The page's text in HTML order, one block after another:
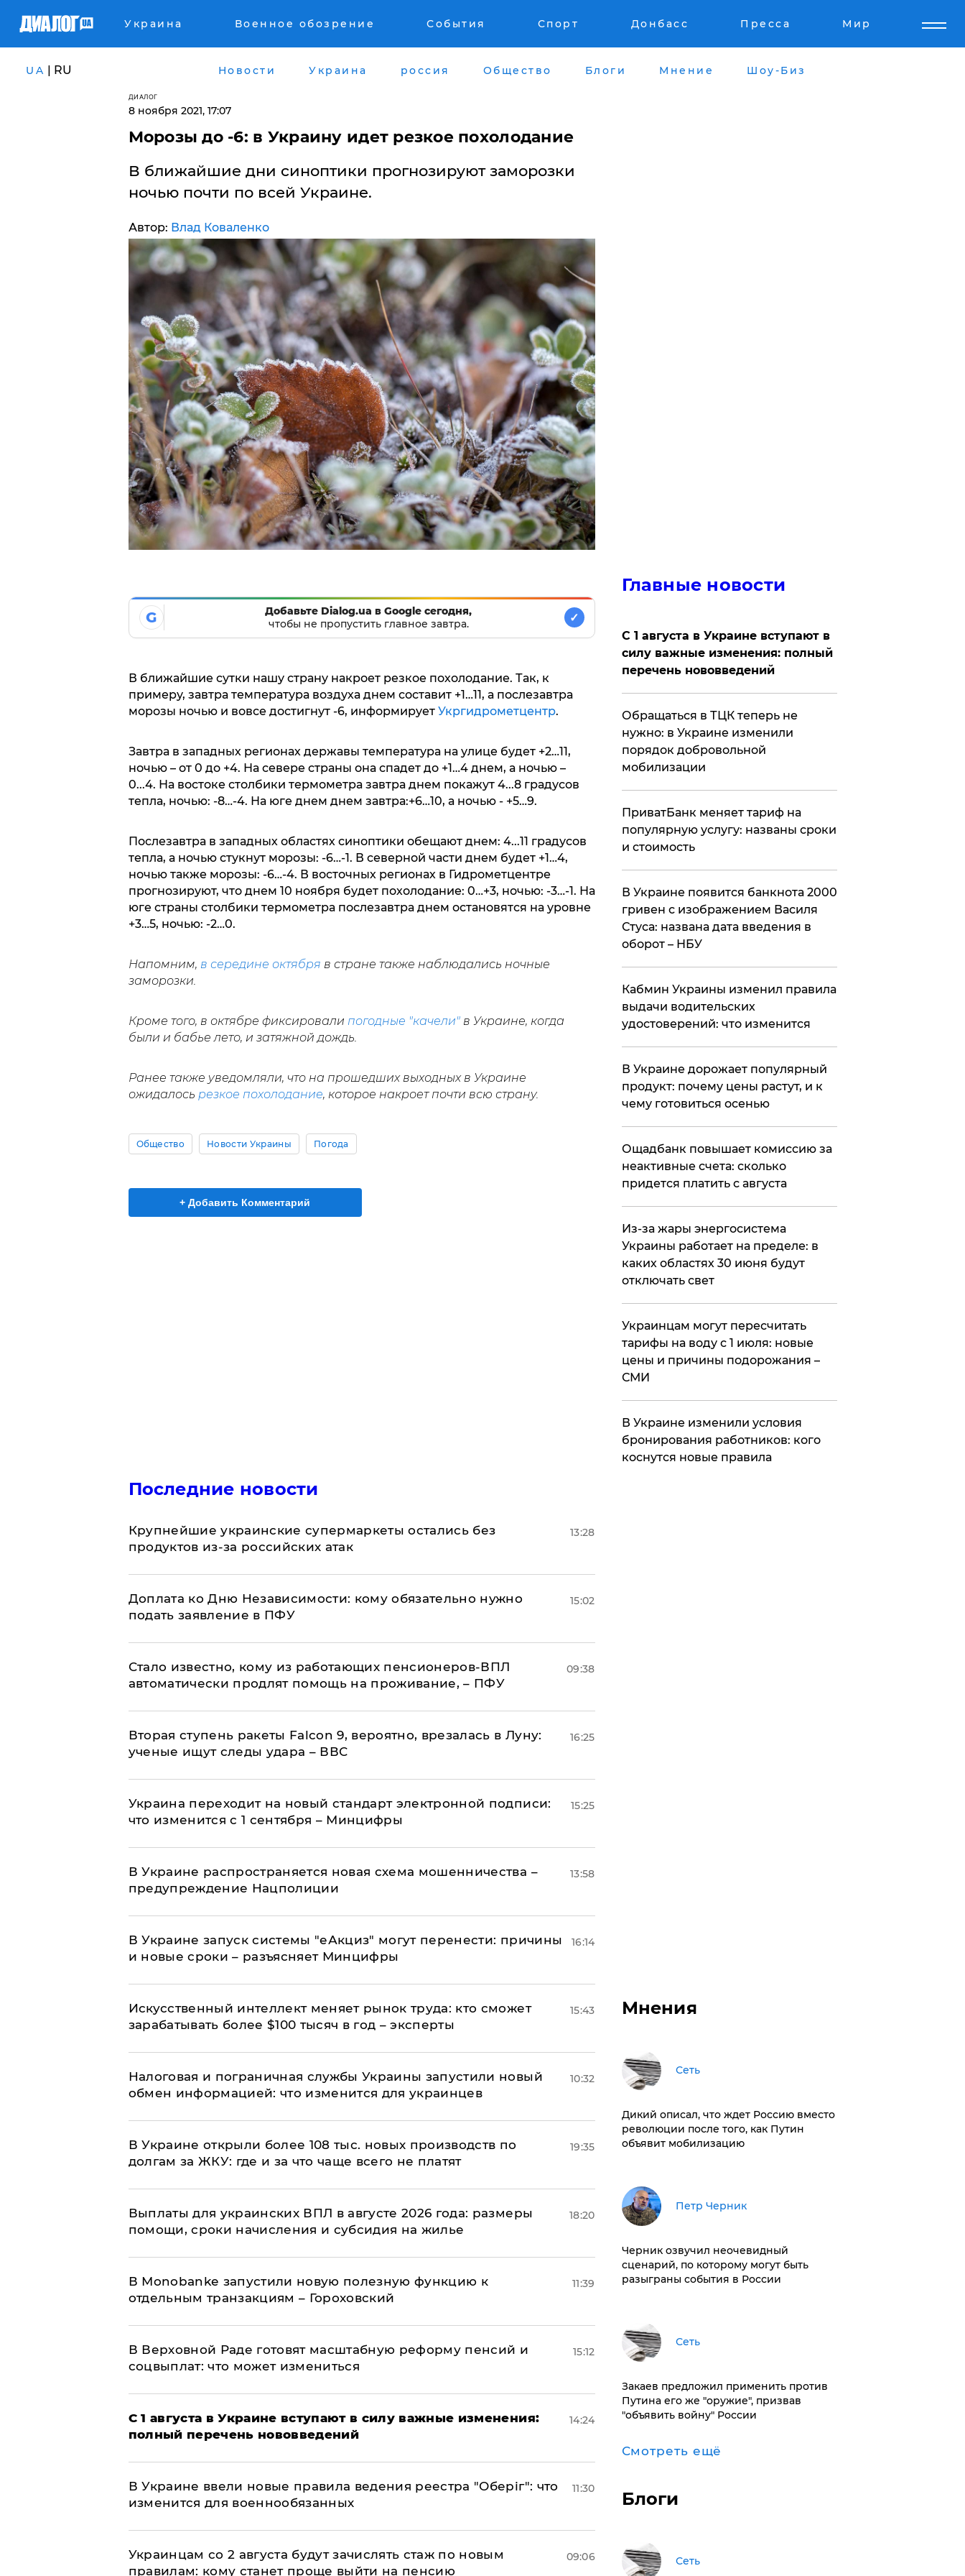
Украина Военное обозрение События Спорт Донбасс Пресса Мир
UA | RU Новости Украина россия Общество Блоги Мнение Шоу-Биз
ДИАЛОГ
8 ноября 2021, 17:07
Морозы до -6: в Украину идет резкое похолодание
В ближайшие дни синоптики прогнозируют заморозки
ночью почти по всей Украине.
Автор: Влад Коваленко
G
Добавьте Dialog.ua в Google сегодня,
чтобы не пропустить главное завтра.
✓
В ближайшие сутки нашу страну накроет резкое похолодание. Так, к
примеру, завтра температура воздуха днем составит +1…11, а послезавтра
морозы ночью и вовсе достигнут -6, информирует Укргидрометцентр.
Завтра в западных регионах державы температура на улице будет +2…11,
ночью – от 0 до +4. На севере страны она спадет до +1…4 днем, а ночью –
0...4. На востоке столбики термометра завтра днем покажут 4...8 градусов
тепла, ночью: -8…-4. На юге днем днем завтра:+6…10, а ночью - +5…9.
Послезавтра в западных областях синоптики обещают днем: 4...11 градусов
тепла, а ночью стукнут морозы: -6…-1. В северной части днем будет +1…4,
ночью также морозы: -6…-4. В восточных регионах в Гидрометцентре
прогнозируют, что днем 10 ноября будет похолодание: 0…+3, ночью: -3…-1. На
юге страны столбики термометра послезавтра днем остановятся на уровне
+3…5, ночью: -2…0.
Напомним, в середине октября в стране также наблюдались ночные
заморозки.
Кроме того, в октябре фиксировали погодные "качели" в Украине, когда
были и бабье лето, и затяжной дождь.
Ранее также уведомляли, что на прошедших выходных в Украине
ожидалось резкое похолодание, которое накроет почти всю страну.
Общество Новости Украины Погода
+ Добавить Комментарий
Последние новости
Крупнейшие украинские супермаркеты остались без
продуктов из-за российских атак
13:28
Доплата ко Дню Независимости: кому обязательно нужно
подать заявление в ПФУ
15:02
Стало известно, кому из работающих пенсионеров-ВПЛ
автоматически продлят помощь на проживание, – ПФУ
09:38
Вторая ступень ракеты Falcon 9, вероятно, врезалась в Луну:
ученые ищут следы удара – ВВС
16:25
Украина переходит на новый стандарт электронной подписи:
что изменится с 1 сентября – Минцифры
15:25
В Украине распространяется новая схема мошенничества –
предупреждение Нацполиции
13:58
В Украине запуск системы "еАкциз" могут перенести: причины
и новые сроки – разъясняет Минцифры
16:14
Искусственный интеллект меняет рынок труда: кто сможет
зарабатывать более $100 тысяч в год – эксперты
15:43
Налоговая и пограничная службы Украины запустили новый
обмен информацией: что изменится для украинцев
10:32
В Украине открыли более 108 тыс. новых производств по
долгам за ЖКУ: где и за что чаще всего не платят
19:35
Выплаты для украинских ВПЛ в августе 2026 года: размеры
помощи, сроки начисления и субсидия на жилье
18:20
В Мonobankе запустили новую полезную функцию к
отдельным транзакциям – Гороховский
11:39
В Верховной Раде готовят масштабную реформу пенсий и
соцвыплат: что может измениться
15:12
С 1 августа в Украине вступают в силу важные изменения:
полный перечень нововведений
14:24
В Украине ввели новые правила ведения реестра "Оберіг": что
изменится для военнообязанных
11:30
Украинцам со 2 августа будут зачислять стаж по новым
правилам: кому станет проще выйти на пенсию
09:06
Главные новости
С 1 августа в Украине вступают в
силу важные изменения: полный
перечень нововведений
Обращаться в ТЦК теперь не
нужно: в Украине изменили
порядок добровольной
мобилизации
ПриватБанк меняет тариф на
популярную услугу: названы сроки
и стоимость
В Украине появится банкнота 2000
гривен с изображением Василя
Стуса: названа дата введения в
оборот – НБУ
Кабмин Украины изменил правила
выдачи водительских
удостоверений: что изменится
В Украине дорожает популярный
продукт: почему цены растут, и к
чему готовиться осенью
​Ощадбанк повышает комиссию за
неактивные счета: сколько
придется платить с августа
Из-за жары энергосистема
Украины работает на пределе: в
каких областях 30 июня будут
отключать свет
Украинцам могут пересчитать
тарифы на воду с 1 июля: новые
цены и причины подорожания –
СМИ
В Украине изменили условия
бронирования работников: кого
коснутся новые правила
Мнения
Сеть
Дикий описал, что ждет Россию вместо
революции после того, как Путин
объявит мобилизацию
Петр Черник
Черник озвучил неочевидный
сценарий, по которому могут быть
разыграны события в России
Сеть
Закаев предложил применить против
Путина его же "оружие", призвав
"объявить войну" России
Смотреть ещё
Блоги
Сеть